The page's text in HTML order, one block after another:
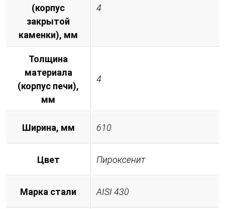
(корпус
закрытой
каменки), мм
4
Толщина
материала
(корпус печи),
мм
4
Ширина, мм 610
Цвет Пироксенит
Марка стали AISI 430